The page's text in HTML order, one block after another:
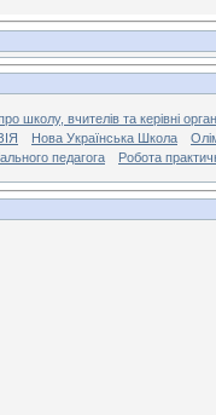
школу, вчителів та керівні
Нова Українська Школа
педагога
Робота